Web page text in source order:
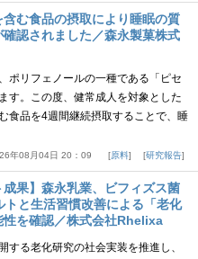
む食品の摂取により睡眠の質
認されました／森永製菓株式
ポリフェノールの一種である「ピセ
す。この度、健常成人を対象とした
食品を4週間継続摂取することで、睡
年08月04日 20：09 原料 研究報告
成果】森永乳業、ビフィズス菌
トと生活習慣改善による「老化
性を確認／株式会社Rhelixa
する老化研究の社会実装を推進し、